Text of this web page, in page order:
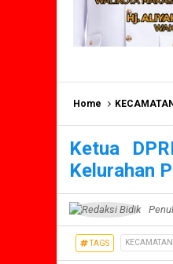
Home
Ketua
Kelurahan
TAGS